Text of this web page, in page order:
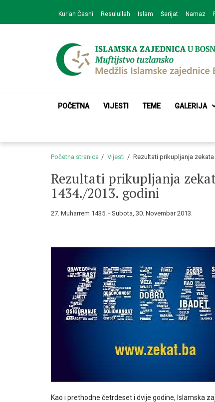
navigation
content
Kur'an Časni Resulullah Islam Šerijat Namaz
Medžlis
POČETNA VIJESTI TEME GALERIJA
Početna stranica Vijesti Rezultati prikupljanja
Rezultati prikupljanja
1434./2013. godini
27. Muharrem 1435. - Subota, 30. Novembar 2013.
Kao i prethodne četrdeset i dvije godine, Islamska